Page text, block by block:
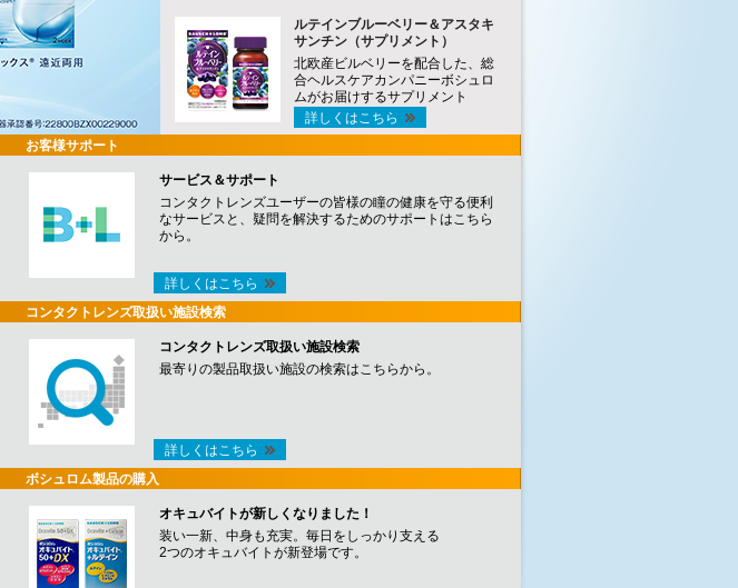
ルテインブルーベリー＆アスタキ
サンチン（サプリメント）
北欧産ビルベリーを配合した、総
合ヘルスケアカンパニーボシュロ
ムがお届けするサプリメント
詳しくはこちら
お客様サポート
サービス＆サポート
コンタクトレンズユーザーの皆様の瞳の健康を守る便利
なサービスと、疑問を解決するためのサポートはこちら
から。
詳しくはこちら
コンタクトレンズ取扱い施設検索
コンタクトレンズ取扱い施設検索
最寄りの製品取扱い施設の検索はこちらから。
詳しくはこちら
ボシュロム製品の購入
オキュバイトが新しくなりました！
装い一新、中身も充実。毎日をしっかり支える
2つのオキュバイトが新登場です。